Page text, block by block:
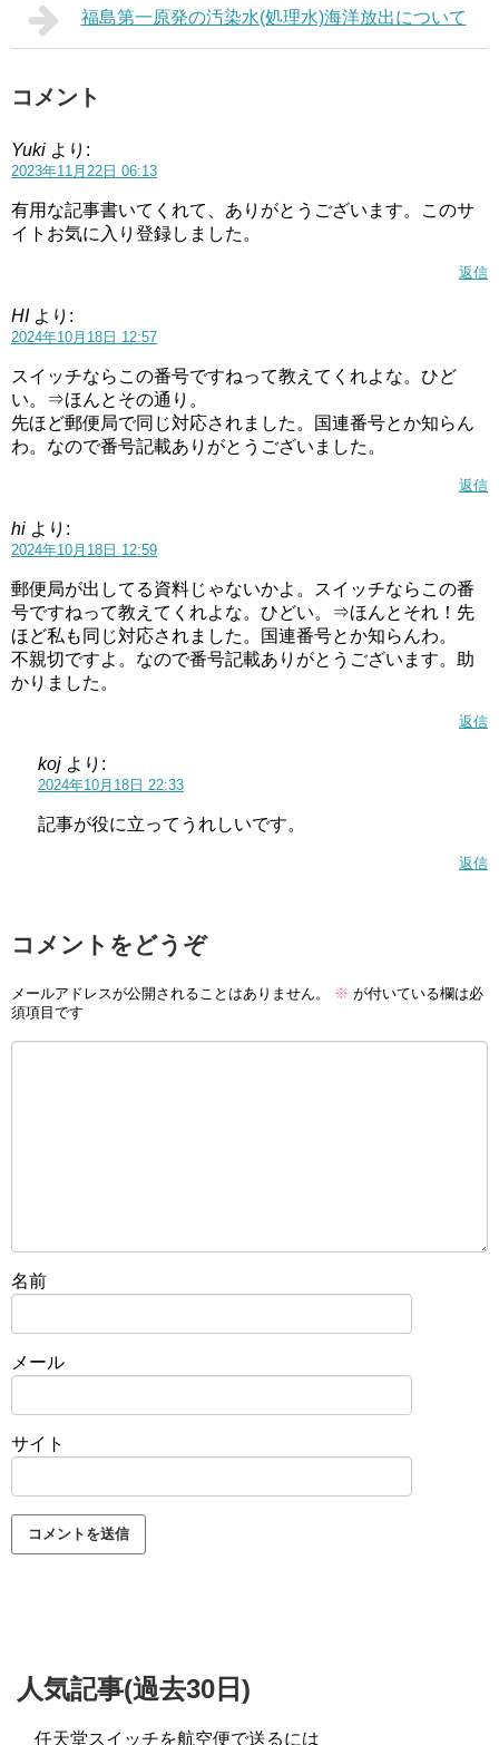
福島第一原発の汚染水(処理水)海洋放出について
コメント
Yuki より:
2023年11月22日 06:13
有用な記事書いてくれて、ありがとうございます。このサ
イトお気に入り登録しました。
返信
HI より:
2024年10月18日 12:57
スイッチならこの番号ですねって教えてくれよな。ひど
い。⇒ほんとその通り。
先ほど郵便局で同じ対応されました。国連番号とか知らん
わ。なので番号記載ありがとうございました。
返信
hi より:
2024年10月18日 12:59
郵便局が出してる資料じゃないかよ。スイッチならこの番
号ですねって教えてくれよな。ひどい。⇒ほんとそれ！先
ほど私も同じ対応されました。国連番号とか知らんわ。
不親切ですよ。なので番号記載ありがとうございます。助
かりました。
返信
koj より:
2024年10月18日 22:33
記事が役に立ってうれしいです。
返信
コメントをどうぞ
メールアドレスが公開されることはありません。 ※ が付いている欄は必
須項目です
名前
メール
サイト
人気記事(過去30日)
任天堂スイッチを航空便で送るには